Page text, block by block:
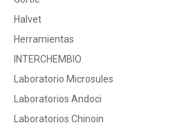
Halvet
Herramientas
INTERCHEMBIO
Laboratorio Microsules
Laboratorios Andoci
Laboratorios Chinoin